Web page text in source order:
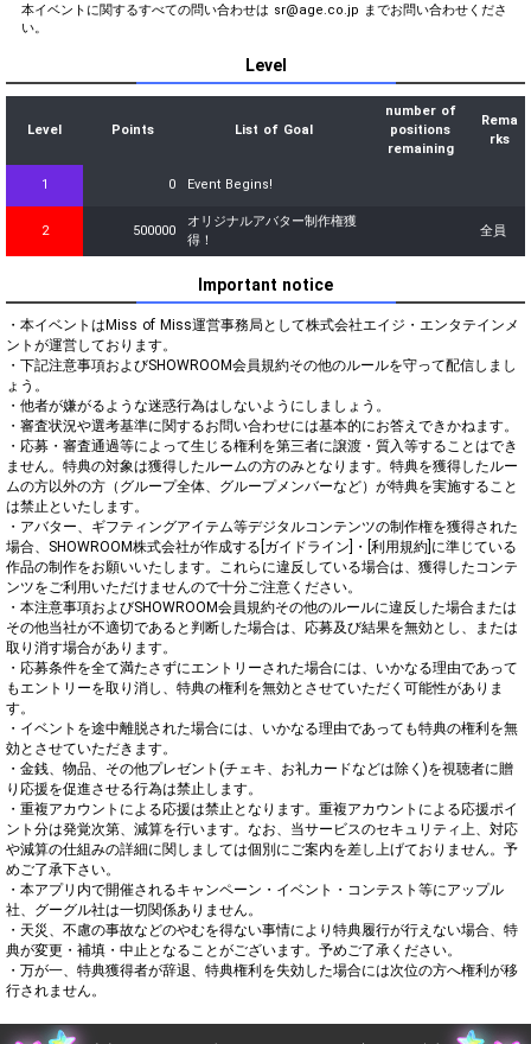
本イベントに関するすべての問い合わせは sr@age.co.jp までお問い合わせくださ
い。
Level
Level Points List of Goal
number of
positions
remaining
Rema
rks
1 0 Event Begins!
2 500000
オリジナルアバター制作権獲
得！
全員
Important notice
・本イベントはMiss of Miss運営事務局として株式会社エイジ・エンタテインメ
ントが運営しております。
・下記注意事項およびSHOWROOM会員規約その他のルールを守って配信しまし
ょう。
・他者が嫌がるような迷惑行為はしないようにしましょう。
・審査状況や選考基準に関するお問い合わせには基本的にお答えできかねます。
・応募・審査通過等によって生じる権利を第三者に譲渡・質入等することはでき
ません。特典の対象は獲得したルームの方のみとなります。特典を獲得したルー
ムの方以外の方（グループ全体、グループメンバーなど）が特典を実施すること
は禁止といたします。
・アバター、ギフティングアイテム等デジタルコンテンツの制作権を獲得された
場合、SHOWROOM株式会社が作成する[ガイドライン]・[利用規約]に準じている
作品の制作をお願いいたします。これらに違反している場合は、獲得したコンテ
ンツをご利用いただけませんので十分ご注意ください。
・本注意事項およびSHOWROOM会員規約その他のルールに違反した場合または
その他当社が不適切であると判断した場合は、応募及び結果を無効とし、または
取り消す場合があります。
・応募条件を全て満たさずにエントリーされた場合には、いかなる理由であって
もエントリーを取り消し、特典の権利を無効とさせていただく可能性がありま
す。
・イベントを途中離脱された場合には、いかなる理由であっても特典の権利を無
効とさせていただきます。
・金銭、物品、その他プレゼント(チェキ、お礼カードなどは除く)を視聴者に贈
り応援を促進させる行為は禁止します。
・重複アカウントによる応援は禁止となります。重複アカウントによる応援ポイ
ント分は発覚次第、減算を行います。なお、当サービスのセキュリティ上、対応
や減算の仕組みの詳細に関しましては個別にご案内を差し上げておりません。予
めご了承下さい。
・本アプリ内で開催されるキャンペーン・イベント・コンテスト等にアップル
社、グーグル社は一切関係ありません。
・天災、不慮の事故などのやむを得ない事情により特典履行が行えない場合、特
典が変更・補填・中止となることがございます。予めご了承ください。
・万が一、特典獲得者が辞退、特典権利を失効した場合には次位の方へ権利が移
行されません。